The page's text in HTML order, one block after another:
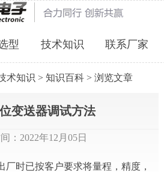
型 技术知识 联系厂家
术知识 > 知识百科> 浏览文章
变送器调试方法
：2022年12月05日
厂时已按客户要求将量程，精度，